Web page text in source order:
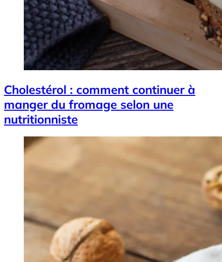
Cholestérol : comment continuer à
manger du fromage selon une
nutritionniste
Image